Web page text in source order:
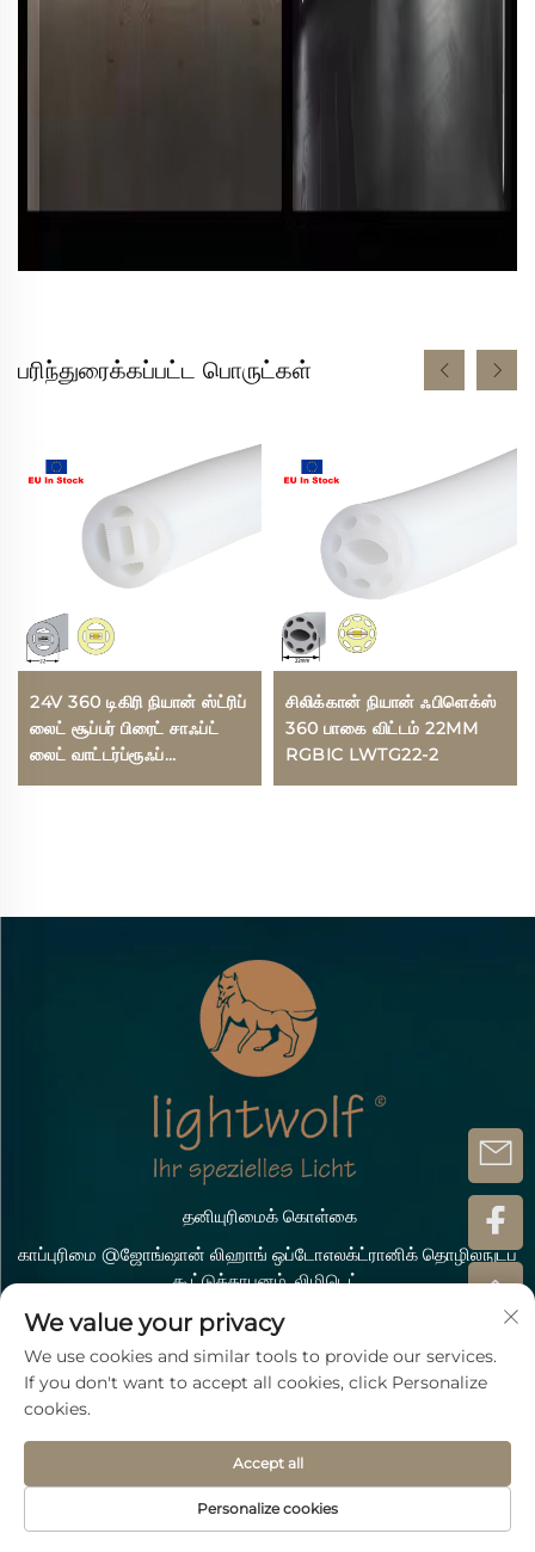
பரிந்துரைக்கப்பட்ட பொருட்கள்
24V 360 டிகிரி நியான் ஸ்ட்ரிப்
லைட் சூப்பர் பிரைட் சாஃப்ட்
லைட் வாட்டர்ப்ரூஃப்
ஃபிளெக்சிபிள் ரோப் சிலிகான்
சிலிக்கான் நியான் ஃபிளெக்ஸ்
360 பாகை விட்டம் 22MM
RGBIC LWTG22-2
தனியுரிமைக் கொள்கை
காப்புரிமை @ஜோங்ஷான் லிஹாங் ஒப்டோஎலக்ட்ரானிக் தொழில்நுட்ப
கூட்டுத்தாபனம், லிமிடெட்.
எங்களைத் தொடர்பு கொள்ளவும்
Address: டோபிச்சோ ஸ்ட்ராஸ் 5-7 OT டோல்சிக் D-04435
தொலைபேசி:+49 15207196945
[email protected]
வாட்ஸ்அப்ஃ+86 13005521871
We value your privacy
We use cookies and similar tools to provide our services.
If you don't want to accept all cookies, click Personalize
cookies.
Personalize cookies
Accept all